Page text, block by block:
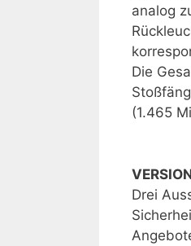
analog
Die
(1.465
Drei